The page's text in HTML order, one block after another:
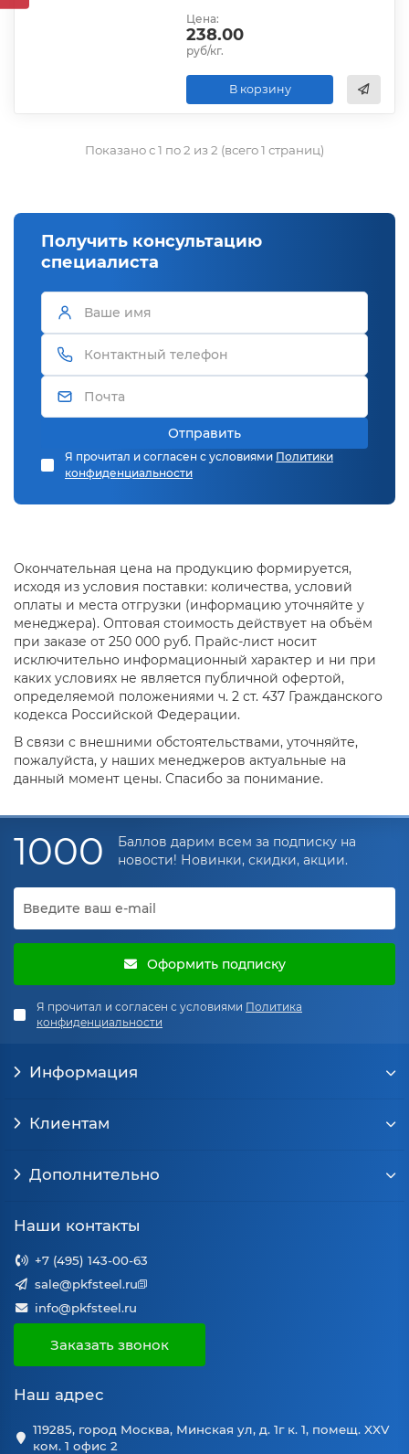
Цена:
238.00
руб/кг.
В корзину
Показано с 1 по 2 из 2 (всего 1 страниц)
Получить консультацию
специалиста
Отправить
Я прочитал и согласен с условиями Политики
конфиденциальности
Окончательная цена на продукцию формируется,
исходя из условия поставки: количества, условий
оплаты и места отгрузки (информацию уточняйте у
менеджера). Оптовая стоимость действует на объём
при заказе от 250 000 руб. Прайс-лист носит
исключительно информационный характер и ни при
каких условиях не является публичной офертой,
определяемой положениями ч. 2 ст. 437 Гражданского
кодекса Российской Федерации.
В связи с внешними обстоятельствами, уточняйте,
пожалуйста, у наших менеджеров актуальные на
данный момент цены. Спасибо за понимание.
1000
Баллов дарим всем за подписку на
новости! Новинки, скидки, акции.
Оформить подписку
Я прочитал и согласен с условиями Политика
конфиденциальности
Информация
Клиентам
Дополнительно
Наши контакты
+7 (495) 143-00-63
sale@pkfsteel.ru
info@pkfsteel.ru
Заказать звонок
Наш адрес
119285, город Москва, Минская ул, д. 1г к. 1, помещ. XXV
ком. 1 офис 2